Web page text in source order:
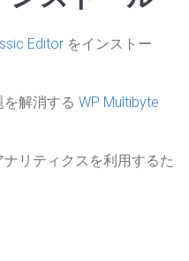
Editor をインストー
解消する WP Multibyte
リティクスを利用するた